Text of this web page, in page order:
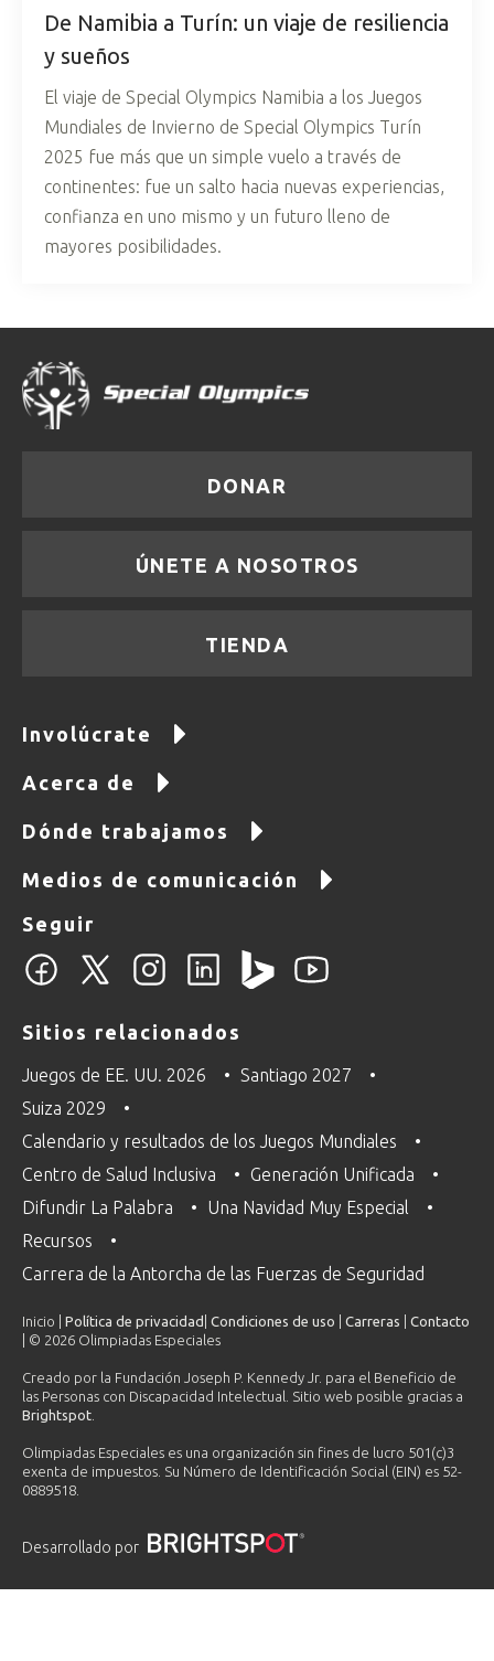
De Namibia a Turín: un viaje de resiliencia
y sueños
El viaje de Special Olympics Namibia a los Juegos
Mundiales de Invierno de Special Olympics Turín
2025 fue más que un simple vuelo a través de
continentes: fue un salto hacia nuevas experiencias,
confianza en uno mismo y un futuro lleno de
mayores posibilidades.
DONAR
ÚNETE A NOSOTROS
TIENDA
Involúcrate
Acerca de
Dónde trabajamos
Medios de comunicación
Seguir
Sitios relacionados
Juegos de EE. UU. 2026
Santiago 2027
Suiza 2029
Calendario y resultados de los Juegos Mundiales
Centro de Salud Inclusiva
Generación Unificada
Difundir La Palabra
Una Navidad Muy Especial
Recursos
Carrera de la Antorcha de las Fuerzas de Seguridad
Inicio | Política de privacidad Condiciones de uso Carreras
Contacto
| © 2026 Olimpiadas Especiales
Creado por la Fundación Joseph P. Kennedy Jr. para el Beneficio de
las Personas con Discapacidad Intelectual. Sitio web posible gracias a
Brightspot
Olimpiadas Especiales es una organización sin fines de lucro 501(c)3
exenta de impuestos. Su Número de Identificación Social (EIN) es 52-
0889518.
Desarrollado por